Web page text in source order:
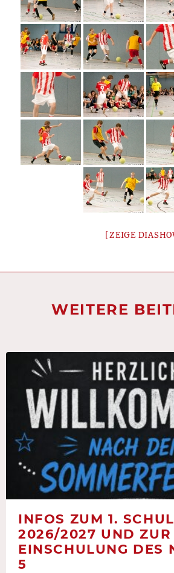
[ZEIGE
WEITERE
INFOS ZUM 1.
2026/2027 UND ZUR
EINSCHULUNG DES
5